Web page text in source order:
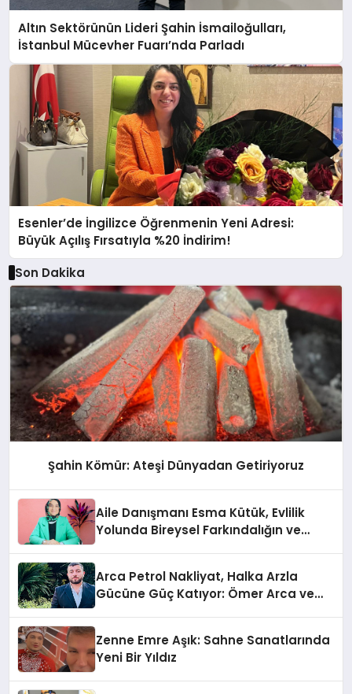
Altın Sektörünün Lideri Şahin İsmailoğulları,
İstanbul Mücevher Fuarı’nda Parladı ￼
Esenler’de İngilizce Öğrenmenin Yeni Adresi:
Büyük Açılış Fırsatıyla %20 İndirim!
Son Dakika
Şahin Kömür: Ateşi Dünyadan Getiriyoruz
Aile Danışmanı Esma Kütük, Evlilik
Yolunda Bireysel Farkındalığın ve
Arca Petrol Nakliyat, Halka Arzla
Gücüne Güç Katıyor: Ömer Arca ve
Zenne Emre Aşık: Sahne Sanatlarında
Yeni Bir Yıldız